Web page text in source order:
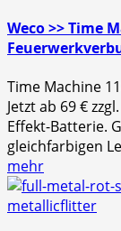
Weco >> Time
Time Machine
Jetzt ab 69 €
Effekt-Batterie.
gleichfarbigen
mehr